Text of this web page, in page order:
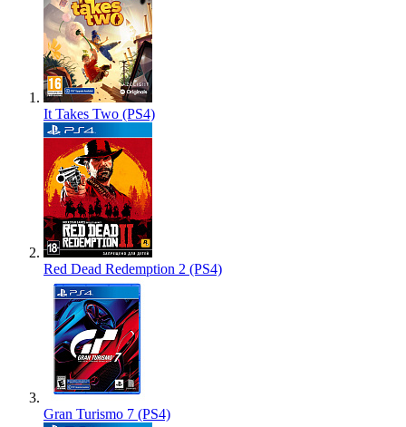
It Takes Two (PS4)
Red Dead Redemption 2 (PS4)
Gran Turismo 7 (PS4)